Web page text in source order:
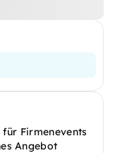
Firmenevents
Angebot